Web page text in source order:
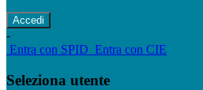
-
Entra con SPID Entra con CIE
Seleziona utente